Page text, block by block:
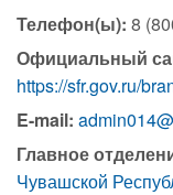
Телефон(ы): 8
Официальный
https://sfr.gov.ru/
E-mail:
Главное
Чувашской